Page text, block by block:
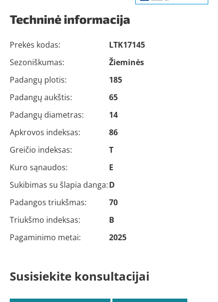
Techninė informacija
Prekės kodas:
LTK17145
Sezoniškumas:
Žieminės
Padangų plotis:
185
Padangų aukštis:
65
Padangų diametras:
14
Apkrovos indeksas:
86
Greičio indeksas:
T
Kuro sąnaudos:
E
Sukibimas su šlapia danga:D
Padangos triukšmas:
70
Triukšmo indeksas:
B
Pagaminimo metai:
2025
Susisiekite konsultacijai